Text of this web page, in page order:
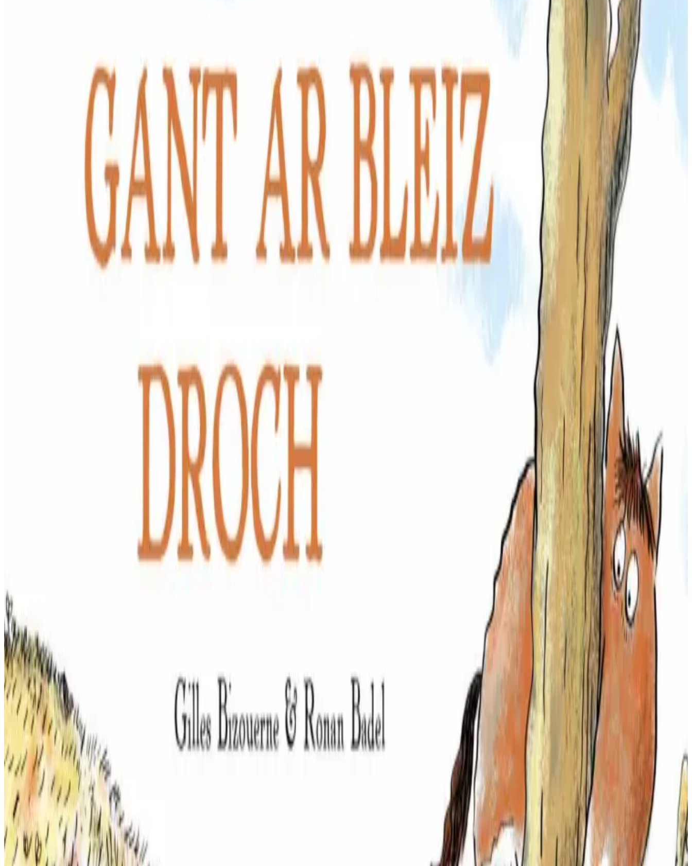
Le Peuple Breton
Fougeüs, genaoueg hag hegredik ouzhpenn bezañ droch eo ar bleiz-mañ. A-hed al levr e klask debriñ ul loen all, bep tro e vez touellet, goapaet ha gwallgaset.
Betek lâret er fin "Ya 'vat ! N'eo ket a-walc'h dihuniñ bemdez, a-wechoù e vez gwelloc'h chom e-barzh ar gwele." Abaoe istorioù Alan al Louarn ha Gwilhoù ar Bleiz e plij d'ar vrezhonegerien vihan pa vez graet
al lu gant ar bleiz. Plijout a raio dezho gwelet ar Bleiz Droch trec'het nouspet gwech eta. Kinniget ha skeudennaouet brav eo al levr. Un abeg ouzhpenn evit e lenn.
Ha koulskoude, bet on bet me glac'haret gant tonkad ar Bleiz Droch. Ur seurt droukziforc'h a gavan en istor. Met n'eo nemet mennozh un den kozh kar ar bleizi...
Herve Latimier
Un istor kontet gant Gilles Bizouerne ha skeudennaouet gant Ronan Badel. Brezhoneg gant Mark Kerrain. Embannet gant Sav-heol. 30 pajenn. 12 €